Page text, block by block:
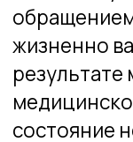
Как мы